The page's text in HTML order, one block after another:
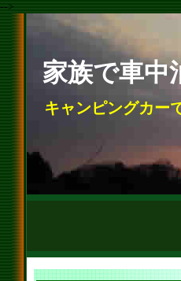
-->
家族で車中
キャンピングカー